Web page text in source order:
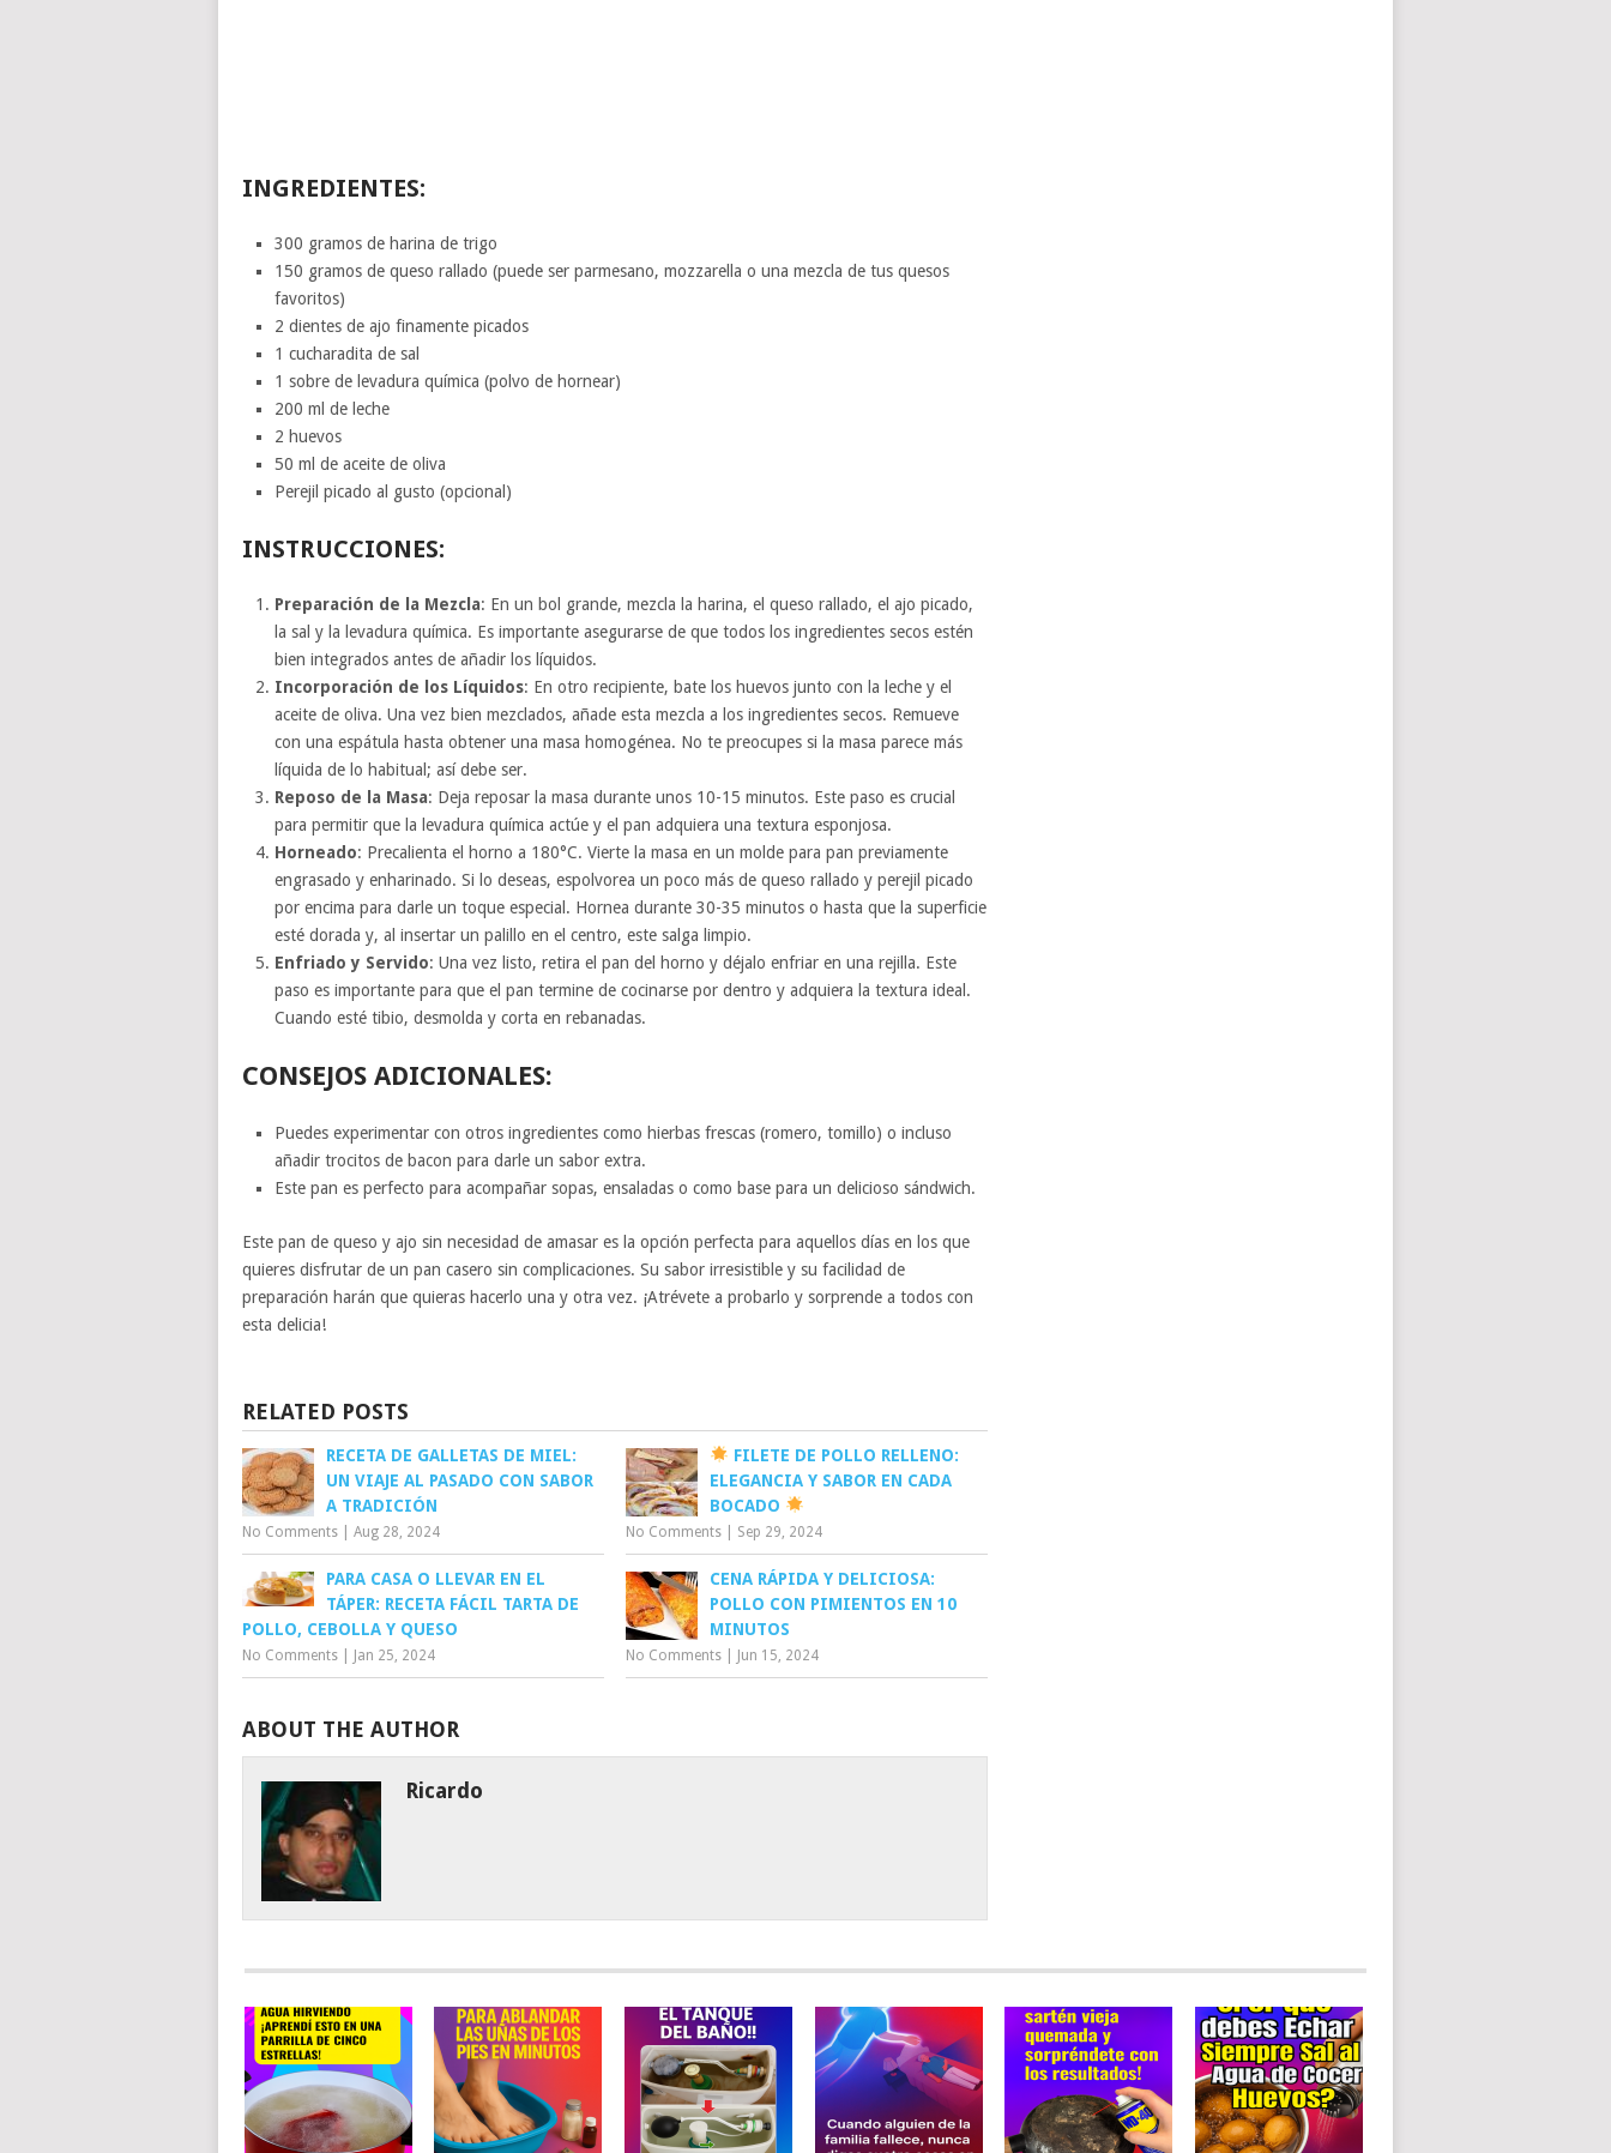
INGREDIENTES:
300 gramos de harina de trigo
150 gramos de queso rallado (puede ser parmesano, mozzarella o una mezcla de tus quesos
favoritos)
2 dientes de ajo finamente picados
1 cucharadita de sal
1 sobre de levadura química (polvo de hornear)
200 ml de leche
2 huevos
50 ml de aceite de oliva
Perejil picado al gusto (opcional)
INSTRUCCIONES:
Preparación de la Mezcla: En un bol grande, mezcla la harina, el queso rallado, el ajo picado,
la sal y la levadura química. Es importante asegurarse de que todos los ingredientes secos estén
bien integrados antes de añadir los líquidos.
Incorporación de los Líquidos: En otro recipiente, bate los huevos junto con la leche y el
aceite de oliva. Una vez bien mezclados, añade esta mezcla a los ingredientes secos. Remueve
con una espátula hasta obtener una masa homogénea. No te preocupes si la masa parece más
líquida de lo habitual; así debe ser.
Reposo de la Masa: Deja reposar la masa durante unos 10-15 minutos. Este paso es crucial
para permitir que la levadura química actúe y el pan adquiera una textura esponjosa.
Horneado: Precalienta el horno a 180°C. Vierte la masa en un molde para pan previamente
engrasado y enharinado. Si lo deseas, espolvorea un poco más de queso rallado y perejil picado
por encima para darle un toque especial. Hornea durante 30-35 minutos o hasta que la superficie
esté dorada y, al insertar un palillo en el centro, este salga limpio.
Enfriado y Servido: Una vez listo, retira el pan del horno y déjalo enfriar en una rejilla. Este
paso es importante para que el pan termine de cocinarse por dentro y adquiera la textura ideal.
Cuando esté tibio, desmolda y corta en rebanadas.
CONSEJOS ADICIONALES:
Puedes experimentar con otros ingredientes como hierbas frescas (romero, tomillo) o incluso
añadir trocitos de bacon para darle un sabor extra.
Este pan es perfecto para acompañar sopas, ensaladas o como base para un delicioso sándwich.
Este pan de queso y ajo sin necesidad de amasar es la opción perfecta para aquellos días en los que
quieres disfrutar de un pan casero sin complicaciones. Su sabor irresistible y su facilidad de
preparación harán que quieras hacerlo una y otra vez. ¡Atrévete a probarlo y sorprende a todos con
esta delicia!
RELATED POSTS
RECETA DE GALLETAS DE MIEL:
UN VIAJE AL PASADO CON SABOR
A TRADICIÓN
No Comments Aug 28, 2024
FILETE DE POLLO RELLENO:
ELEGANCIA Y SABOR EN CADA
BOCADO
No Comments Sep 29, 2024
PARA CASA O LLEVAR EN EL
TÁPER: RECETA FÁCIL TARTA DE
POLLO, CEBOLLA Y QUESO
No Comments Jan 25, 2024
CENA RÁPIDA Y DELICIOSA:
POLLO CON PIMIENTOS EN 10
MINUTOS
No Comments Jun 15, 2024
ABOUT THE AUTHOR
Ricardo